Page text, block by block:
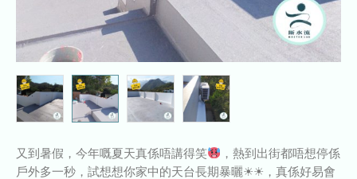
又到暑假，今年嘅夏天真係唔講得笑
，熱到出街都唔想停係
戶外多一秒，試想想你家中的天台長期暴曬☀☀，真係好易會